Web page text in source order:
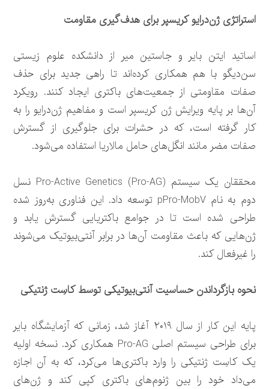
استراتژی ژن‌درایو کریسپر برای هدف‌گیری مقاومت
اساتید ایتن بایر و جاستین میر از دانشکده علوم زیستی
سن‌دیگو با هم همکاری کرده‌اند تا راهی جدید برای حذف
صفات مقاومتی از جمعیت‌های باکتری ایجاد کنند. رویکرد
آن‌ها بر پایه ویرایش ژن کریسپر است و مفاهیم ژن‌درایو را به
کار گرفته است، که در حشرات برای جلوگیری از گسترش
صفات مضر مانند انگل‌های حامل مالاریا استفاده می‌شود.
محققان یک سیستم Pro-Active Genetics (Pro-AG) نسل
دوم به نام pPro-MobV توسعه داد. این فناوری به‌روز شده
طراحی شده است تا در جوامع باکتریایی گسترش یابد و
ژن‌هایی که باعث مقاومت آن‌ها در برابر آنتی‌بیوتیک می‌شوند
را غیرفعال کند.
نحوه بازگرداندن حساسیت آنتی‌بیوتیکی توسط کاسِت ژنتیکی
پایه این کار از سال ۲۰۱۹ آغاز شد، زمانی که آزمایشگاه بایر
برای طراحی سیستم اصلی Pro-AG همکاری کرد. نسخه اولیه
یک کاسِت ژنتیکی را وارد باکتری‌ها می‌کرد، که به آن اجازه
می‌داد خود را بین ژنوم‌های باکتری کپی کند و ژن‌های